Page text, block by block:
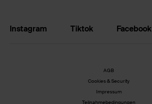
Instagram Tiktok Facebook
AGB
Cookies & Security
Impressum
Teilnahmebedingungen